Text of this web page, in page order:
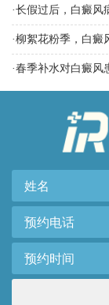
·长假过后，白癜风
·柳絮花粉季，白癜
·春季补水对白癜风